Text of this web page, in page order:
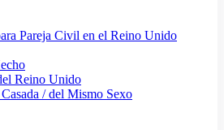
Pareja Civil en el Reino Unido
Reino Unido
/ del Mismo Sexo